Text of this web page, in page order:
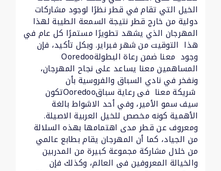
الخيل التي تقام في قطر نظرًا لوجود مشاركات
دولية من خارج قطر نتيجة السمعة الطيبة لهذا
المهرجان الذي يشهد تطويرًا مستمرًا كل عام في
هذا التوقيت من شهر فبراير. وبكل تأكيد، فإن
وجود Ooredooمعنا ضمن رعاة البطولة
المساهمين معنا يساعد على نجاح المهرجان،
ونفخر في نادي السباق والفروسية بأن
تكونOoredooشريكة معنا فى رعاية سباق
سيف سمو الأمير، وفي أحد الاشواط بالغة
الأهمية كونه مخصص للخيل العربية الاصيلة.
ومعروف عن قطر مدى اهتمامها بهذه السلالة
من الجياد، كما أن المهرجان يقام بطابع عالمي
من خلال مشاركة مجموعة كبيرة من المدربين
والخيالة المعروفين فى العالم، وكذلك فإن